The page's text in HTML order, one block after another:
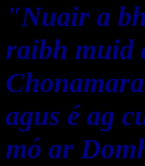
"Nuair a
raibh muid
agus é ag
mó ar